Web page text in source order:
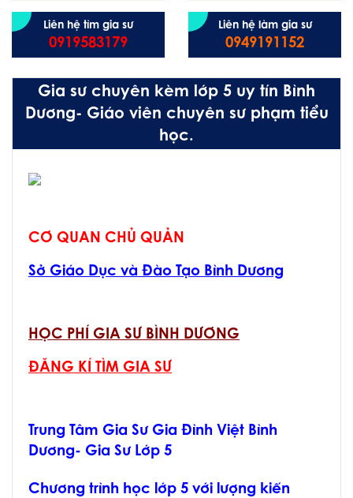
Liên hệ tìm gia sư
0919583179
Liên hệ làm gia sư
0949191152
Gia sư chuyên kèm lớp 5 uy tín Bình
Dương- Giáo viên chuyên sư phạm tiểu
học.
CƠ QUAN CHỦ QUẢN
Sở Giáo Dục và Đào Tạo Bình Dương
HỌC PHÍ GIA SƯ BÌNH DƯƠNG
ĐĂNG KÍ TÌM GIA SƯ
Trung Tâm Gia Sư Gia Đình Việt Bình
Dương- Gia Sư Lớp 5
Chương trình học lớp 5 với lượng kiến